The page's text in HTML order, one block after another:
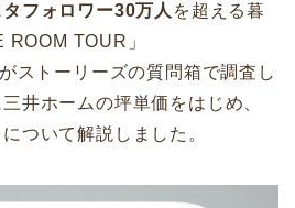
フォロワー30万人 を超える暮
ROOM TOUR」
ストーリーズの質問箱で調査し
井ホームの坪単価をはじめ、
ついて解説しました。